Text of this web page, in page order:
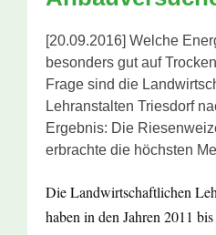
[20.09.2016] Welche
besonders gut auf
Frage sind die
Lehranstalten Triesdorf
Ergebnis: Die
erbrachte die höchsten
Die Landwirtschaftlichen
haben in den Jahren 2011